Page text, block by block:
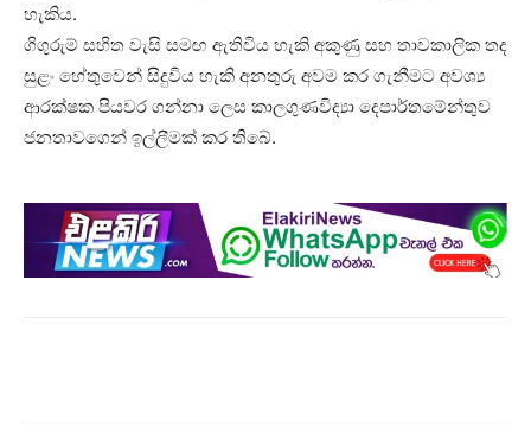
හැකිය.
ගිගුරුම් සහිත වැසි සමඟ ඇතිවිය හැකි අකුණු සහ තාවකාලික තද
සුළං හේතුවෙන් සිදුවිය හැකි අනතුරු අවම කර ගැනීමට අවශ්‍ය
ආරක්ෂක පියවර ගන්නා ලෙස කාලගුණවිද්‍යා දෙපාර්තමේන්තුව
ජනතාවගෙන් ඉල්ලීමක් කර තිබේ.